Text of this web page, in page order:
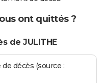
ont quittés ?
de JULITHE
décès (source :